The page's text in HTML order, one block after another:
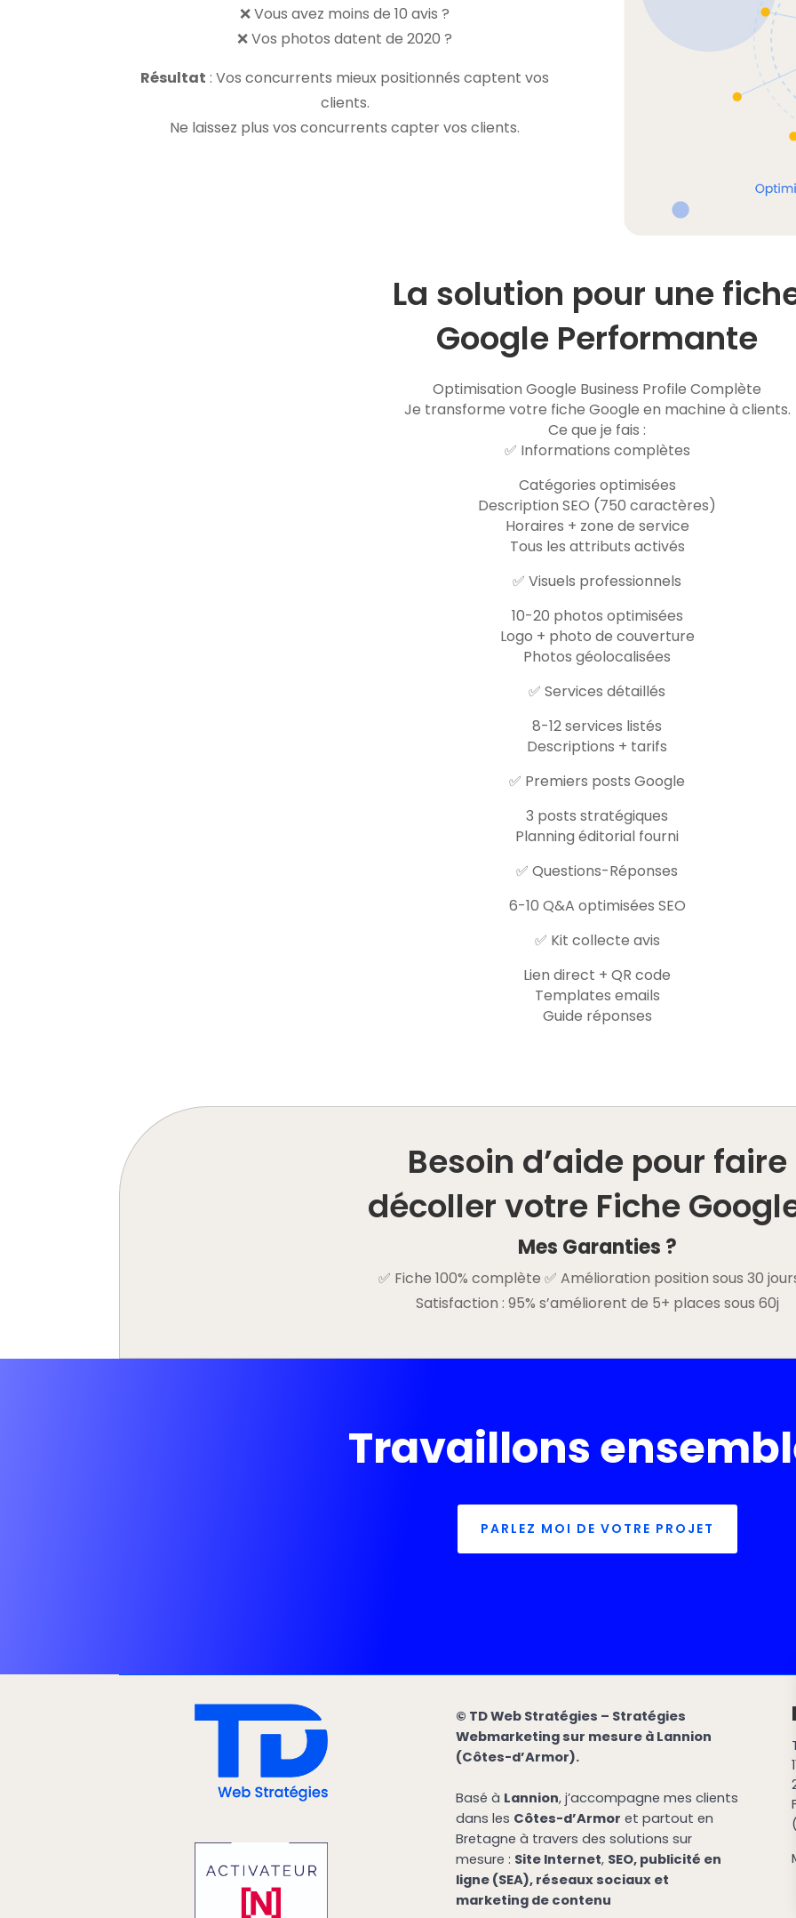
❌ Vous avez moins de 10 avis ?
❌ Vos photos datent de 2020 ?
Résultat : Vos concurrents mieux positionnés captent vos
clients.
Ne laissez plus vos concurrents capter vos clients.
La solution pour une
Google Performante
Optimisation Google Business Profile Complète
Je transforme votre fiche Google en machine à clients.
Ce que je fais :
✅ Informations complètes
Catégories optimisées
Description SEO (750 caractères)
Horaires + zone de service
Tous les attributs activés
✅ Visuels professionnels
10-20 photos optimisées
Logo + photo de couverture
Photos géolocalisées
✅ Services détaillés
8-12 services listés
Descriptions + tarifs
✅ Premiers posts Google
3 posts stratégiques
Planning éditorial fourni
✅ Questions-Réponses
6-10 Q&A optimisées SEO
✅ Kit collecte avis
Lien direct + QR code
Templates emails
Guide réponses
Besoin d’aide pour faire
décoller votre Fiche
Mes Garanties ?
✅ Fiche 100% complète ✅ Amélioration position sous 30
Satisfaction : 95% s’améliorent de 5+ places sous 60j
Travaillons
PARLEZ MOI DE VOTRE PROJET
© TD Web Stratégies – Stratégies
Webmarketing sur mesure à Lannion
(Côtes-d’Armor).
Basé à Lannion, j’accompagne mes clients
dans les Côtes-d’Armor et partout en
Bretagne à travers des solutions sur
mesure : Site Internet, SEO, publicité en
ligne (SEA), réseaux sociaux et
marketing de contenu